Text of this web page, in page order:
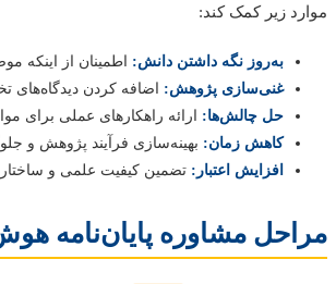
موارد زیر کمک کند:
به‌روز نگه داشتن دانش: اطمینان از اینکه
غنی‌سازی پژوهش: اضافه کردن
حل چالش‌ها: ارائه راهکارهای عملی برای
کاهش زمان: بهینه‌سازی فرآیند پژوهش و
افزایش اعتبار: تضمین کیفیت علمی و
مراحل مشاوره پایان‌نامه